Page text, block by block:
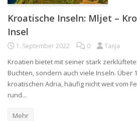
Kroatische Inseln: Mljet –
Insel
1. September 2022 0 Tanja
Kroatien bietet mit seiner stark
Buchten, sondern auch viele Inseln. Über
kroatischen Adria, häufig nicht weit vom
rund...
Mehr